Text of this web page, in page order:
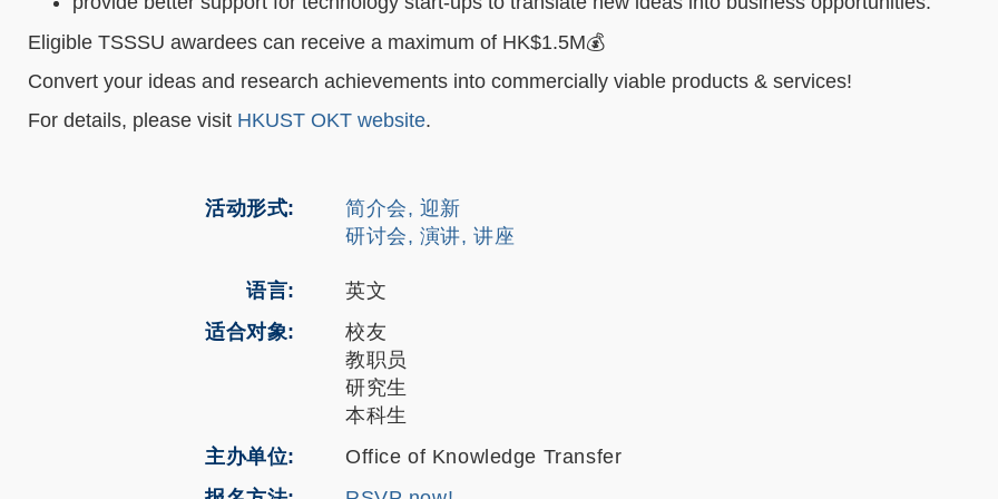
Eligible TSSSU awardees can receive a maximum of HK$1.5M💰
Convert your ideas and research achievements into commercially viable products & services!
For details, please visit HKUST OKT website.
活动形式
简介会, 迎新
研讨会, 演讲, 讲座
语言
英文
适合对象
校友
教职员
研究生
本科生
主办单位
Office of Knowledge Transfer